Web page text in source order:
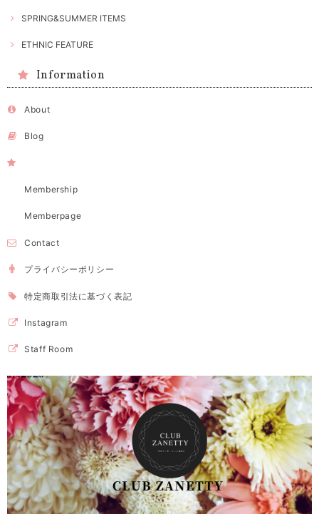
SPRING&SUMMER ITEMS
ETHNIC FEATURE
Information
About
Blog
Membership
Memberpage
Contact
プライバシーポリシー
特定商取引法に基づく表記
Instagram
Staff Room